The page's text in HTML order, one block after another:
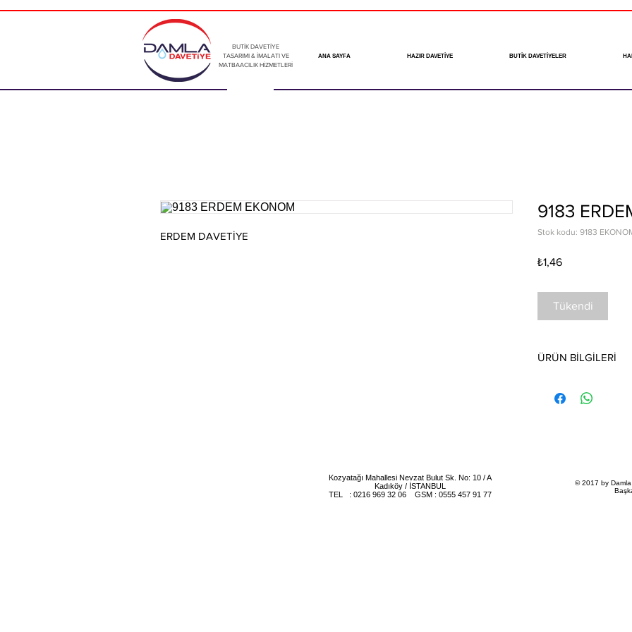
BUTİK DAVETİYE
TASARIMI & İMALATI VE
MATBAACILIK HİZMETLERİ
ANA SAYFA HAZIR DAVETİYE BUTİK DAVETİYELER
ERDEM DAVETİYE
9183
Stok kodu: 9183
₺1,46
Tükendi
ÜRÜN BİLGİLERİ
sipariş 50 Adet olup,
tekniğine uygun olup,
Kozyatağı Mahallesi Nevzat Bulut Sk. No: 10 / A
Kadıköy / İSTANBUL
TEL : 0216 969 32 06 GSM : 0555 457 91 77
© 2017 by Damla